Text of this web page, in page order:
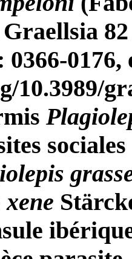
0176,
10.3989/